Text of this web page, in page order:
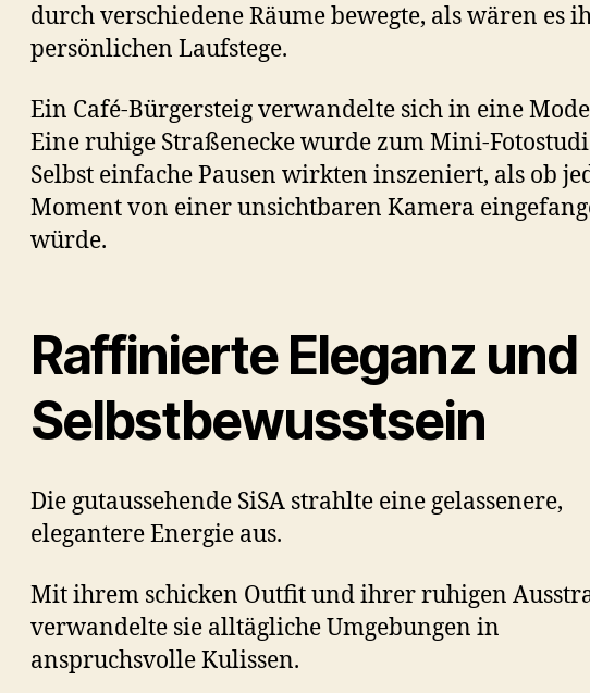
durch verschiedene Räume bewegte, als wären es
persönlichen Laufstege.
Ein Café-Bürgersteig verwandelte sich in eine
Eine ruhige Straßenecke wurde zum Mini-
Selbst einfache Pausen wirkten inszeniert, als ob
Moment von einer unsichtbaren Kamera
würde.
Raffinierte Eleganz und
Selbstbewusstsein
Die gutaussehende SiSA strahlte eine gelassenere,
elegantere Energie aus.
Mit ihrem schicken Outfit und ihrer ruhigen
verwandelte sie alltägliche Umgebungen in
anspruchsvolle Kulissen.